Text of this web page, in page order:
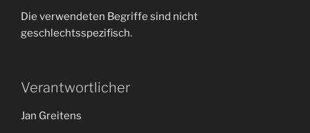
Die verwendeten Begriffe sind nicht
geschlechtsspezifisch.
Verantwortlicher
Jan Greitens